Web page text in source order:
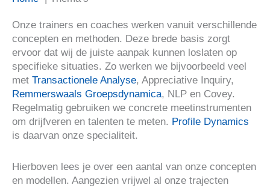
Onze trainers en coaches werken vanuit verschillende
concepten en methoden. Deze brede basis zorgt
ervoor dat wij de juiste aanpak kunnen loslaten op
specifieke situaties. Zo werken we bijvoorbeeld veel
met Transactionele Analyse, Appreciative Inquiry,
Remmerswaals Groepsdynamica, NLP en Covey.
Regelmatig gebruiken we concrete meetinstrumenten
om drijfveren en talenten te meten. Profile Dynamics
is daarvan onze specialiteit.
Hierboven lees je over een aantal van onze concepten
en modellen. Aangezien vrijwel al onze trajecten